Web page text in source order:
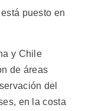
puesto en
y Chile
de áreas
del
en la costa